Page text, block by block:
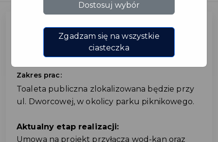
Toaleta publiczna
Zakres prac:
Toaleta publiczna zlokalizowana będzie przy
ul. Dworcowej, w okolicy parku piknikowego.
Aktualny etap realizacji:
Umowa na projekt przyłącza wod-kan oraz
Dostosuj wybór
Zgadzam się na wszystkie
ciasteczka